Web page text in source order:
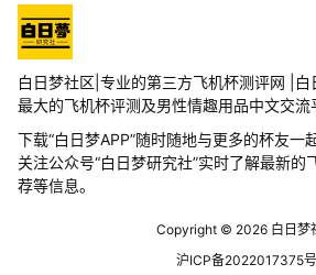
白日梦社区|专业的第三方飞机杯测评网 |
最大的飞机杯评测及男性情趣用品中文交流
下载“白日梦APP”随时随地与更多的杯友一
关注公众号“白日梦研究社”实时了解最新的
荐等信息。
Copyright © 2026 白日梦
沪ICP备2022017375号